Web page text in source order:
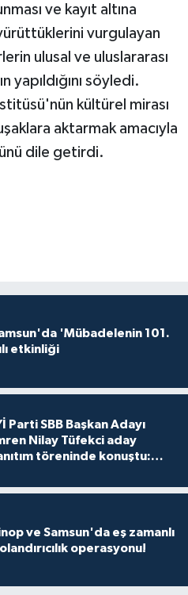
ve kayıt altına
yürüttüklerini vurgulayan
ulusal ve uluslararası
yapıldığını söyledi.
kültürel mirası
aktarmak amacıyla
dile getirdi.
'Mübadelenin 101.
etkinliği
Parti SBB Başkan Adayı
Nilay Tüfekci aday
töreninde konuştu:
ve Samsun'da eş zamanlı
operasyonu!